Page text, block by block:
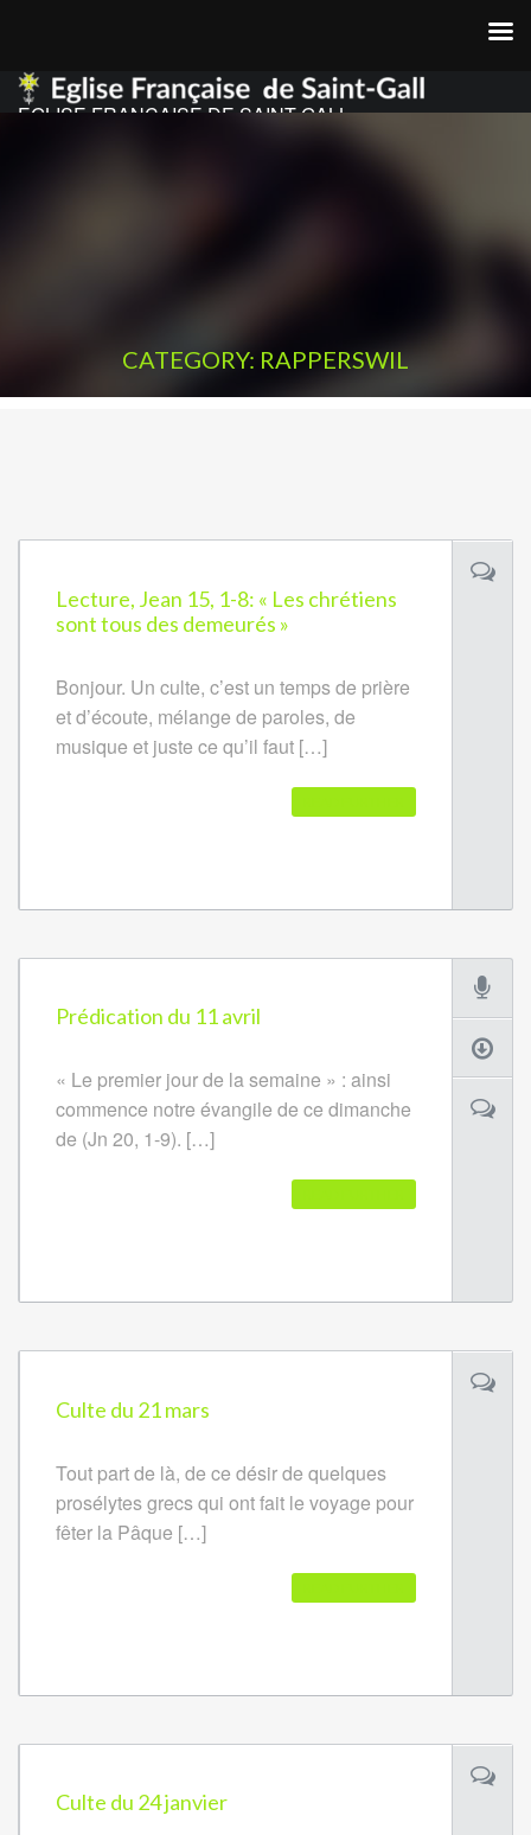
EGLISE FRANCAISE DE SAINT GALL
CATEGORY: RAPPERSWIL
Lecture, Jean 15, 1-8: « Les chrétiens
sont tous des demeurés »
Bonjour. Un culte, c’est un temps de prière
et d’écoute, mélange de paroles, de
musique et juste ce qu’il faut […]
Prédication du 11 avril
« Le premier jour de la semaine » : ainsi
commence notre évangile de ce dimanche
de (Jn 20, 1-9). […]
Culte du 21 mars
Tout part de là, de ce désir de quelques
prosélytes grecs qui ont fait le voyage pour
fêter la Pâque […]
Culte du 24 janvier